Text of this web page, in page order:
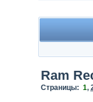
Ram
Страницы: 1,